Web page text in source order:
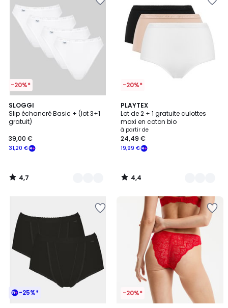
-20%*
SLOGGI
Slip échancré Basic + (lot 3+1
gratuit)
31,20 €
39,00 €
4,7
/ 5
2
Couleurs
4,7
/
-20%*
PLAYTEX
Lot de 2 + 1 gratuite culottes
maxi en coton bio
à partir de
19,99 €
24,49 €
4,4
/ 5
3
Couleurs
4,4
/
-25%* -20%*